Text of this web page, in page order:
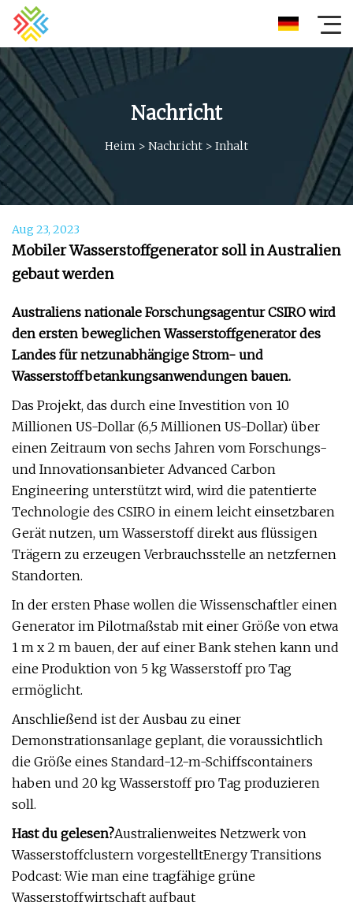
Nachricht
Heim > Nachricht > Inhalt
Aug 23, 2023
Mobiler Wasserstoffgenerator soll in Australien
gebaut werden
Australiens nationale Forschungsagentur CSIRO wird
den ersten beweglichen Wasserstoffgenerator des
Landes für netzunabhängige Strom- und
Wasserstoffbetankungsanwendungen bauen.
Das Projekt, das durch eine Investition von 10
Millionen US-Dollar (6,5 Millionen US-Dollar) über
einen Zeitraum von sechs Jahren vom Forschungs-
und Innovationsanbieter Advanced Carbon
Engineering unterstützt wird, wird die patentierte
Technologie des CSIRO in einem leicht einsetzbaren
Gerät nutzen, um Wasserstoff direkt aus flüssigen
Trägern zu erzeugen Verbrauchsstelle an netzfernen
Standorten.
In der ersten Phase wollen die Wissenschaftler einen
Generator im Pilotmaßstab mit einer Größe von etwa
1 m x 2 m bauen, der auf einer Bank stehen kann und
eine Produktion von 5 kg Wasserstoff pro Tag
ermöglicht.
Anschließend ist der Ausbau zu einer
Demonstrationsanlage geplant, die voraussichtlich
die Größe eines Standard-12-m-Schiffscontainers
haben und 20 kg Wasserstoff pro Tag produzieren
soll.
Hast du gelesen?Australienweites Netzwerk von
Wasserstoffclustern vorgestelltEnergy Transitions
Podcast: Wie man eine tragfähige grüne
Wasserstoffwirtschaft aufbaut